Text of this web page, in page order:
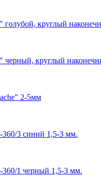
голубой, круглый
черный, круглый
2-5мм
3 синий 1,5-3 мм.
1 черный 1,5-3 мм.